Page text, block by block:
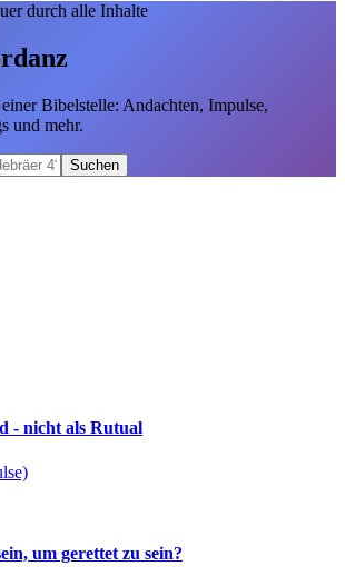
durch alle Inhalte
Bibelstelle: Andachten, Impulse,
und mehr.
Suchen
- nicht als Rutual
um gerettet zu sein?